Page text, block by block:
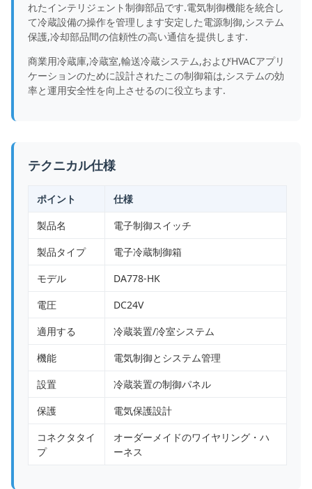
れたインテリジェント制御部品です.電気制御機能を統合し
て冷蔵設備の操作を管理します安定した電源制御,システム
保護,冷却部品間の信頼性の高い通信を提供します.
商業用冷蔵庫,冷蔵室,輸送冷蔵システム,およびHVACアプリ
ケーションのために設計されたこの制御箱は,システムの効
率と運用安全性を向上させるのに役立ちます.
テクニカル仕様
ポイント
仕様
製品名
電子制御スイッチ
製品タイプ
電子冷蔵制御箱
モデル
DA778-HK
電圧
DC24V
適用する
冷蔵装置/冷室システム
機能
電気制御とシステム管理
設置
冷蔵装置の制御パネル
保護
電気保護設計
コネクタタイ
プ
オーダーメイドのワイヤリング・ハ
ーネス